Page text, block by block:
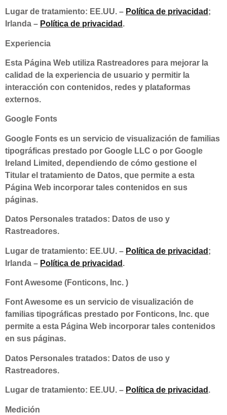
Lugar de tratamiento: EE.UU. – Política de privacidad ;
Irlanda – Política de privacidad .
Experiencia
Esta Página Web utiliza Rastreadores para mejorar la
calidad de la experiencia de usuario y permitir la
interacción con contenidos, redes y plataformas
externos.
Google Fonts
Google Fonts es un servicio de visualización de familias
tipográficas prestado por Google LLC o por Google
Ireland Limited, dependiendo de cómo gestione el
Titular el tratamiento de Datos, que permite a esta
Página Web incorporar tales contenidos en sus
páginas.
Datos Personales tratados: Datos de uso y
Rastreadores.
Lugar de tratamiento: EE.UU. – Política de privacidad ;
Irlanda – Política de privacidad .
Font Awesome (Fonticons, Inc. )
Font Awesome es un servicio de visualización de
familias tipográficas prestado por Fonticons, Inc. que
permite a esta Página Web incorporar tales contenidos
en sus páginas.
Datos Personales tratados: Datos de uso y
Rastreadores.
Lugar de tratamiento: EE.UU. – Política de privacidad .
Medición